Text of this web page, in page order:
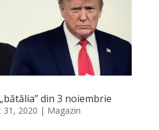
din 3 noiembrie
31, 2020 | Magazin